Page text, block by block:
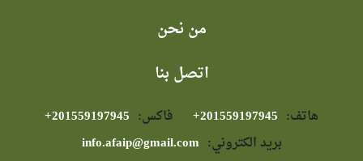
من نحن
اتصل بنا
هاتف: فاكس:
بريد الكتروني: info.afaip@gmail.com